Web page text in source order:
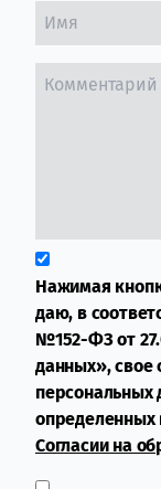
Нажимая
даю, в
№152-ФЗ от
данных», свое
персональных
определенных
Согласии на